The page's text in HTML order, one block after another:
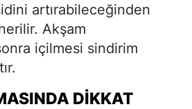
artırabileceğinden
Akşam
içilmesi sindirim
DIKKAT